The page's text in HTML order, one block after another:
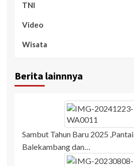
TNI
Video
Wisata
Berita lainnnya
Sambut Tahun Baru 2025 ,Pantai
Balekambang dan…